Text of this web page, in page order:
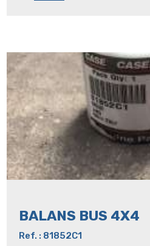
BALANS BUS 4X4
Ref. : 81852C1